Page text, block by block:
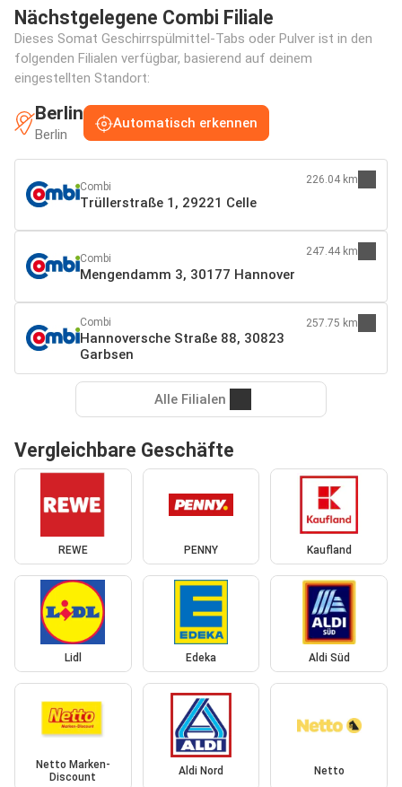
Nächstgelegene Combi Filiale
Dieses Somat Geschirrspülmittel-Tabs oder Pulver ist in den
folgenden Filialen verfügbar, basierend auf deinem
eingestellten Standort:
Berlin
Berlin
Automatisch erkennen
Combi
Trüllerstraße 1, 29221 Celle
226.04 km
Combi
Mengendamm 3, 30177 Hannover
247.44 km
Combi
Hannoversche Straße 88, 30823
Garbsen
257.75 km
Alle Filialen
Vergleichbare Geschäfte
REWE PENNY Kaufland
Lidl Edeka Aldi Süd
Netto Marken-
Discount
Aldi Nord Netto